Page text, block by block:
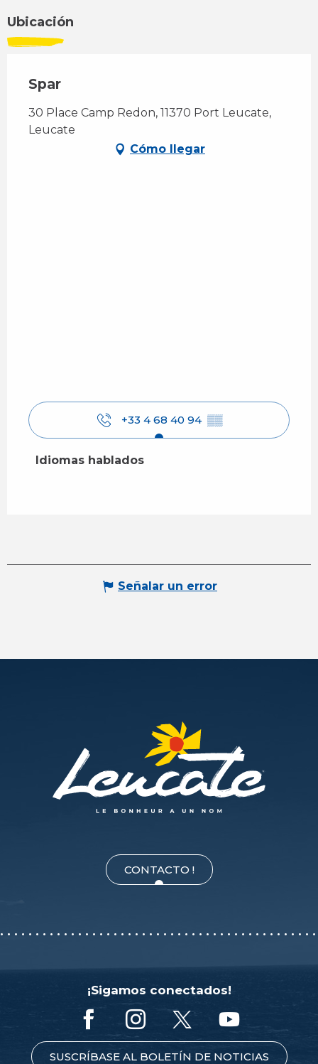
Ubicación
Spar
30 Place Camp Redon, 11370 Port Leucate,
Leucate
Cómo llegar
+33 4 68 40 94 ▒▒
Idiomas hablados
Idiomas hablados
Señalar un error
CONTACTO !
¡Sigamos conectados!
SUSCRÍBASE AL BOLETÍN DE NOTICIAS